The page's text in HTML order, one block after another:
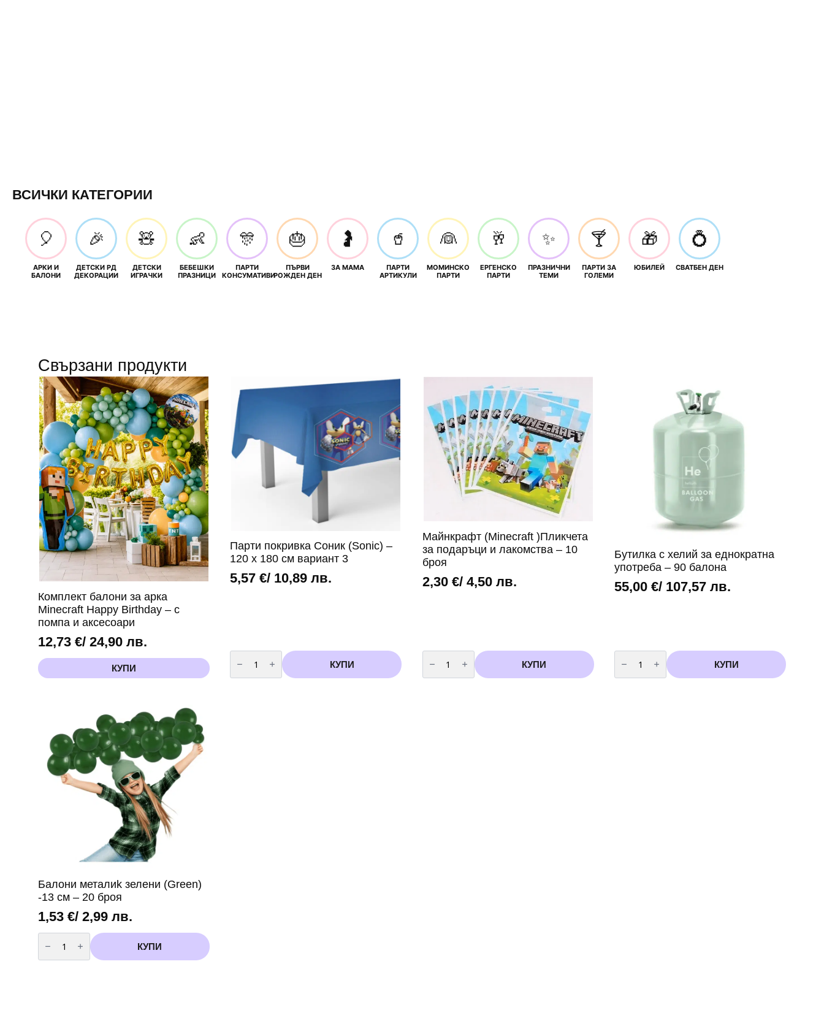
ВСИЧКИ КАТЕГОРИИ
🎈
АРКИ И
БАЛОНИ
🎉
ДЕТСКИ РД
ДЕКОРАЦИИ
🧸
ДЕТСКИ
ИГРАЧКИ
👶
БЕБЕШКИ
ПРАЗНИЦИ
🎊
ПАРТИ
КОНСУМАТИВИ
🎂
ПЪРВИ
РОЖДЕН ДЕН
🤰
ЗА МАМА
🥤
ПАРТИ
АРТИКУЛИ
👰
МОМИНСКО
ПАРТИ
🥂
ЕРГЕНСКО
ПАРТИ
✨
ПРАЗНИЧНИ
ТЕМИ
🍸
ПАРТИ ЗА
ГОЛЕМИ
🎁
ЮБИЛЕЙ
💍
СВАТБЕН ДЕН
Свързани продукти
Комплект балони за арка
Minecraft Happy Birthday – с
помпа и аксесоари
12,73 €/ 24,90 лв.
КУПИ
Парти покривка Соник (Sonic) –
120 х 180 см вариант 3
5,57€/ 10,89 лв.
количество
за
Парти
покривка
КУПИ
Майнкрафт (Minecraft )Пликчета
за подаръци и лакомства – 10
броя
2,30 €/ 4,50 лв.
количество
за
Майнкрафт
(Minecraft
КУПИ
Бутилка с хелий за еднократна
употреба – 90 балона
55,00€/ 107,57 лв.
количество
за
Бутилка
с
КУПИ
Балони металиk зелени (Green)
-13 см – 20 броя
1,53 €/ 2,99 лв.
количество
за
Балони
металиk
КУПИ